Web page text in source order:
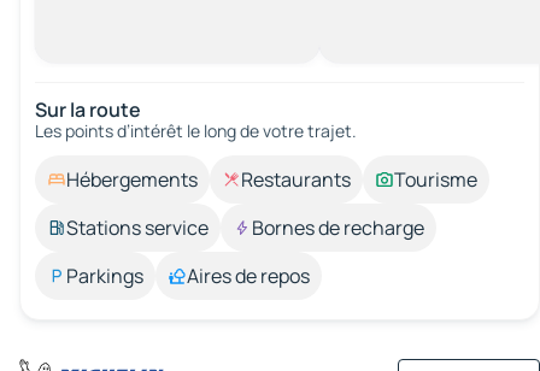
Sur la route
Les points d’intérêt le long de votre trajet.
Hébergements Restaurants
Tourisme
Stations service
Bornes de recharge
Parkings
Aires de repos